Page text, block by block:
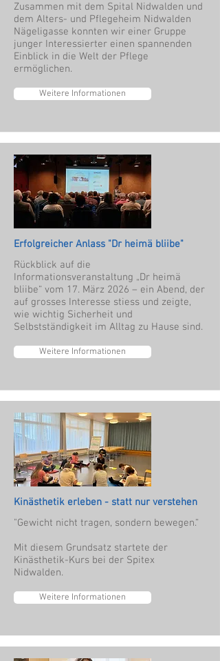
Zusammen mit dem Spital Nidwalden und
dem Alters- und Pflegeheim Nidwalden
Nägeligasse konnten wir einer Gruppe
junger Interessierter einen spannenden
Einblick in die Welt der Pflege
ermöglichen.
Weitere Informationen
Erfolgreicher Anlass "Dr heimä bliibe"
Rückblick auf die
Informationsveranstaltung „Dr heimä
bliibe“ vom 17. März 2026 – ein Abend, der
auf grosses Interesse stiess und zeigte,
wie wichtig Sicherheit und
Selbstständigkeit im Alltag zu Hause sind.
Weitere Informationen
Kinästhetik erleben - statt nur verstehen
"Gewicht nicht tragen, sondern bewegen.“
Mit diesem Grundsatz startete der
Kinästhetik-Kurs bei der Spitex
Nidwalden.
Weitere Informationen